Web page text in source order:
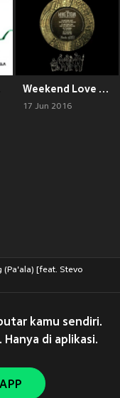
Weekend Love (Louie Vega Remixes)
17 Jun 2016
(Pa'ala) [feat. Stevo
kamu sendiri.
di aplikasi.